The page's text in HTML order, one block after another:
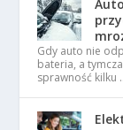
Gdy auto nie
bateria, a
sprawność kilku